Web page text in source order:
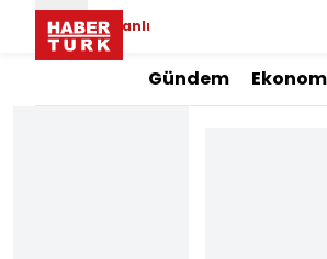
Canlı
Gündem